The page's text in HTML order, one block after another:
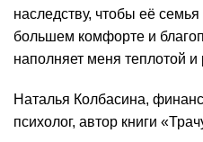
наследству, чтобы её
большем комфорте и
наполняет меня теплотой и
Наталья Колбасина,
психолог, автор книги